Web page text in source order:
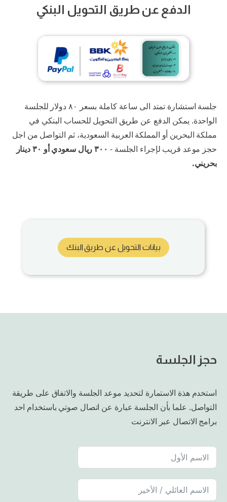
الدفع عن طريق التحويل البنكي
جلسة استشارة تمتد الى ساعة كاملة بسعر ٨٠ دولار للجلسة
الواحدة. يمكن الدفع عن طريق التحويل للحساب البنكي في
مملكة البحرين أو المملكة العربية السعودية، ثم التواصل من اجل
حجز موعد قريب لإجراء الجلسة -
٣٠٠ ريال سعودي أو ٣٠ دينار
بحريني.
بيانات التحويل عن طريق البنك
حجز الجلسة
استخدم هذة الاستمارة لتحديد موعد الجلسة والاتفاق على طريقة
التواصل. علما بأن الجلسة عبارة عن اتصال صوتي باستخدام احد
برامج الاتصال عبر الانترنت